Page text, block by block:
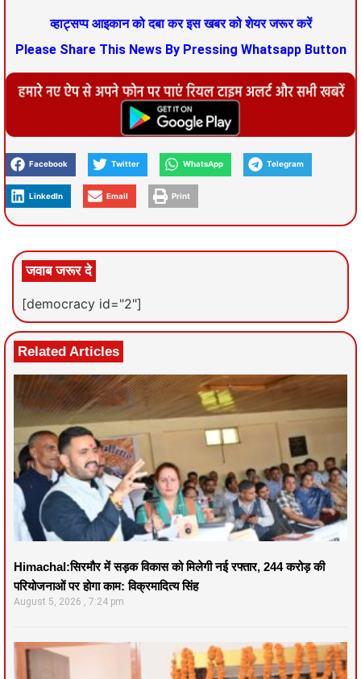
व्हाट्सप्प आइकान को दबा कर इस खबर को शेयर जरूर करें
Please Share This News By Pressing Whatsapp Button
Facebook Twitter WhatsApp Telegram
LinkedIn Email Print
जवाब जरूर दे
[democracy id="2"]
Related Articles
Himachal:सिरमौर में सड़क विकास को मिलेगी नई रफ्तार, 244 करोड़ की
परियोजनाओं पर होगा काम: विक्रमादित्य सिंह
August 5, 2026 7:24 pm